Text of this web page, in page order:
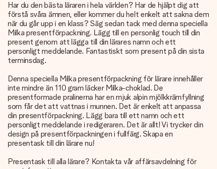
Har du den bästa läraren i hela världen? Har de hjälpt dig att
förstå svåra ämnen, eller kommer du helt enkelt att sakna dem
när du går upp i en klass? Säg sedan tack med denna speciella
Milka presentförpackning. Lägg till en personlig touch till din
present genom att lägga till din lärares namn och ett
personligt meddelande. Fantastiskt som present på din sista
terminsdag.
Denna speciella Milka presentförpackning för lärare innehåller
inte mindre än 110 gram läcker Milka-choklad. De
presentformade pralinerna har en mjuk alpin mjölkkrämfyllning
som får det att vattnas i munnen. Det är enkelt att anpassa
din presentförpackning. Lägg bara till ett namn och ett
personligt meddelande i redigeraren. Det är allt! Vi trycker din
design på presentförpackningen i fullfärg. Skapa en
presentask till din lärare nu!
Presentask till alla lärare? Kontakta vår affärsavdelning för